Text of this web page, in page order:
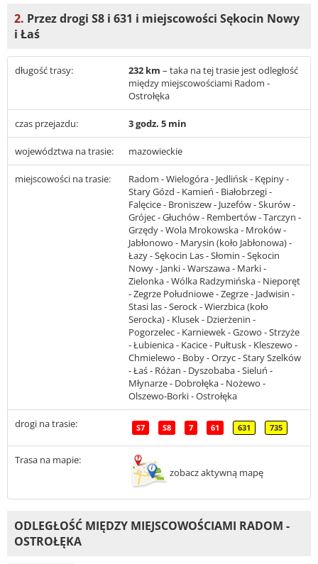
2. Przez drogi S8 i 631 i miejscowości Sękocin Nowy
i Łaś
długość trasy: 232 km – taka na tej trasie jest odległość
między miejscowościami Radom -
Ostrołęka
czas przejazdu: 3 godz. 5 min
województwa na trasie: mazowieckie
miejscowości na trasie:
Radom - Wielogóra - Jedlińsk - Kępiny -
Stary Gózd - Kamień - Białobrzegi -
Falęcice - Broniszew - Juzefów - Skurów -
Grójec - Głuchów - Rembertów - Tarczyn -
Grzędy - Wola Mrokowska - Mroków -
Jabłonowo - Marysin (koło Jabłonowa) -
Łazy - Sękocin Las - Słomin - Sękocin
Nowy - Janki - Warszawa - Marki -
Zielonka - Wólka Radzymińska - Nieporęt
- Zegrze Południowe - Zegrze - Jadwisin -
Stasi las - Serock - Wierzbica (koło
Serocka) - Klusek - Dzierżenin -
Pogorzelec - Karniewek - Gzowo - Strzyże
- Łubienica - Kacice - Pułtusk - Kleszewo -
Chmielewo - Boby - Orzyc - Stary Szelków
- Łaś - Różan - Dyszobaba - Sieluń -
Młynarze - Dobrołęka - Nożewo -
Olszewo-Borki - Ostrołęka
drogi na trasie: S7 S8 7 61 631 735
Trasa na mapie:
zobacz aktywną mapę
ODLEGŁOŚĆ MIĘDZY MIEJSCOWOŚCIAMI RADOM -
OSTROŁĘKA